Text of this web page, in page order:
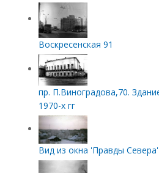
Воскресенская 91
пр. П.Виноградова,70.
1970-х гг
Вид из окна 'Правды Севера'